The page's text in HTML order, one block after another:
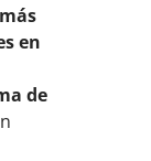
en
de